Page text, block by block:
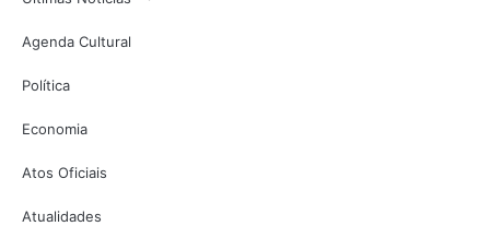
Agenda Cultural
Política
Economia
Atos Oficiais
Atualidades